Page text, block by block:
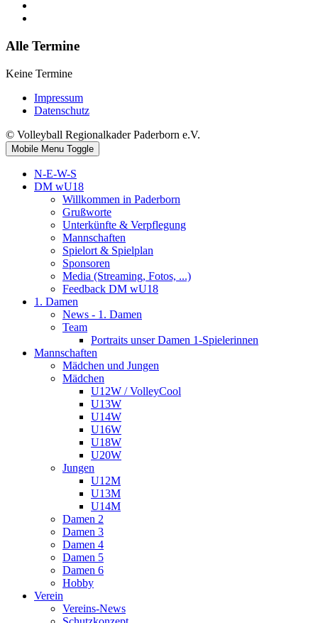
Alle Termine
Keine Termine
Impressum
Datenschutz
© Volleyball Regionalkader Paderborn e.V.
Mobile Menu Toggle
N-E-W-S
DM wU18
Willkommen in Paderborn
Grußworte
Unterkünfte & Verpflegung
Mannschaften
Spielort & Spielplan
Sponsoren
Media (Streaming, Fotos, ...)
Feedback DM wU18
1. Damen
News - 1. Damen
Team
Portraits unser Damen 1-Spielerinnen
Mannschaften
Mädchen und Jungen
Mädchen
U12W / VolleyCool
U13W
U14W
U16W
U18W
U20W
Jungen
U12M
U13M
U14M
Damen 2
Damen 3
Damen 4
Damen 5
Damen 6
Hobby
Verein
Vereins-News